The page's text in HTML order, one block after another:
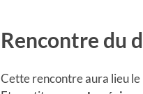
Rencontre du
Cette rencontre aura lieu le